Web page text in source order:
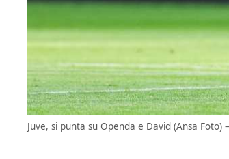
Juve, si punta su Openda e David (Ansa Foto) –